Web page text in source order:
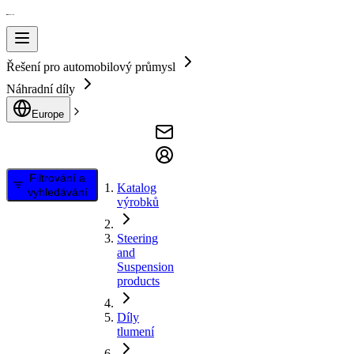
Řešení pro automobilový průmysl
Náhradní díly
Europe
Filtrování a
vyhledávání
Katalog
výrobků
Steering
and
Suspension
products
Díly
tlumení